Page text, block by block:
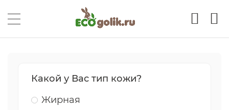
Какой у Вас тип кожи?
Жирная